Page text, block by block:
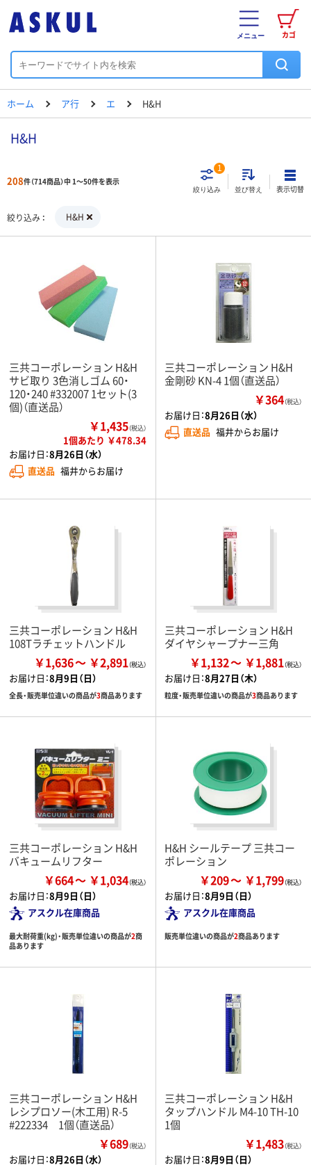
カゴ
メニュー
ホーム ア行 エ H&H
H&H
208件（714商品）中 1～50件を表示
絞り込み
1
並び替え 表示切替
絞り込み H&H
三共コーポレーション H&H
サビ取り 3色消しゴム 60・
120・240 #332007 1セット(3
個)（直送品）
￥1,435（税込）
1個あたり ￥478.34
お届け日：8月26日（水）
直送品 福井からお届け
三共コーポレーション H&H
金剛砂 KN-4 1個（直送品）
￥364（税込）
お届け日：8月26日（水）
直送品 福井からお届け
三共コーポレーション H&H
108Tラチェットハンドル
￥1,636 ￥2,891
お届け日：8月9日（日）
全長・販売単位違いの商品が3商品あります
三共コーポレーション H&H
ダイヤシャープナー三角
￥1,132 ￥1,881
お届け日：8月27日（木）
粒度・販売単位違いの商品が3商品あります
三共コーポレーション H&H
バキュームリフター
￥664 ￥1,034
お届け日：8月9日（日）
アスクル在庫商品
最大耐荷重(kg)・販売単位違いの商品が2商
品あります
H&H シールテープ 三共コー
ポレーション
￥209 ￥1,799
お届け日：8月9日（日）
アスクル在庫商品
販売単位違いの商品が2商品あります
三共コーポレーション H&H
レシプロソー(木工用) R-5
#222334 1個（直送品）
￥689（税込）
お届け日：8月26日（水）
三共コーポレーション H&H
タップハンドル M4-10 TH-10
1個
￥1,483（税込）
お届け日：8月9日（日）